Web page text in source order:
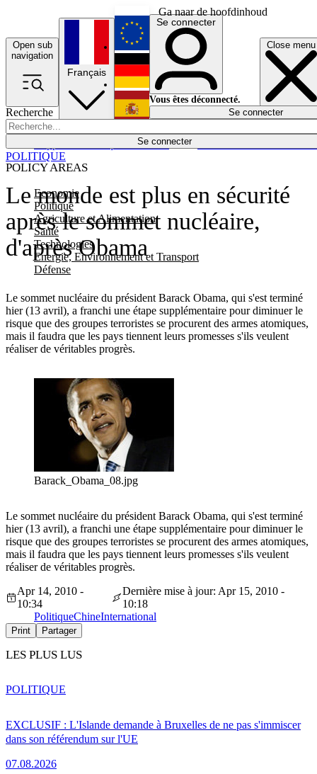
Ga naar de hoofdinhoud
Open sub
navigation
Close menu
Recherche
Se connecter
POLICY AREAS
Economie
Politique
Agriculture et Alimentation
Santé
Technologies
Energie, Environnement et Transport
Défense
Économie
Français
English
Deutsch
Español
Se connecter
Vous êtes déconnecté.
Se connecter
Le monde est plus en sécurité
après le sommet nucléaire,
d'après Obama
Le sommet nucléaire du président Barack Obama, qui s'est terminé
hier (13 avril), a franchi une étape supplémentaire pour diminuer le
risque que des groupes terroristes se procurent des armes atomiques,
mais il faudra que les pays tiennent leurs promesses s'ils veulent
réaliser de véritables progrès.
POLITIQUE
Barack_Obama_08.jpg
Le sommet nucléaire du président Barack Obama, qui s'est terminé
hier (13 avril), a franchi une étape supplémentaire pour diminuer le
risque que des groupes terroristes se procurent des armes atomiques,
mais il faudra que les pays tiennent leurs promesses s'ils veulent
réaliser de véritables progrès.
Apr 14, 2010 -
10:34
Dernière mise à jour: Apr 15, 2010 -
10:18
PolitiqueChineInternational
Print Partager
LES PLUS LUS
EXCLUSIF : L'Islande demande à Bruxelles de ne pas s'immiscer
dans son référendum sur l'UE
07.08.2026
POLITIQUE